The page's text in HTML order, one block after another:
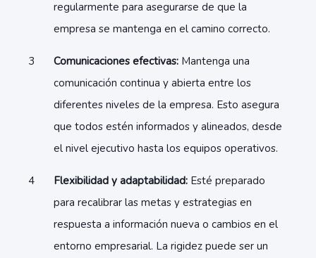
regularmente para asegurarse de que la
empresa se mantenga en el camino correcto.
Comunicaciones efectivas: Mantenga una
comunicación continua y abierta entre los
diferentes niveles de la empresa. Esto asegura
que todos estén informados y alineados, desde
el nivel ejecutivo hasta los equipos operativos.
Flexibilidad y adaptabilidad: Esté preparado
para recalibrar las metas y estrategias en
respuesta a información nueva o cambios en el
entorno empresarial. La rigidez puede ser un